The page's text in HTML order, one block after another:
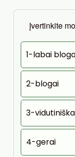
Įvertinkite
1-labai
2-blogai
3-
4-gerai